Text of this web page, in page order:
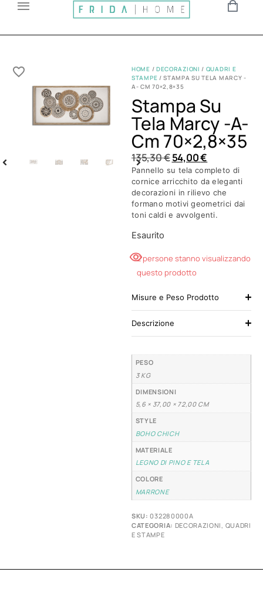
HOME / DECORAZIONI / QUADRI E
STAMPE / STAMPA SU TELA MARCY -
A- CM 70×2,8×35
Stampa Su
Tela Marcy -a-
Cm 70×2,8×35
135,30€54,00€
Pannello su tela completo di
cornice arricchito da eleganti
decorazioni in rilievo che
formano motivi geometrici dai
toni caldi e avvolgenti.
Esaurito
2 persone stanno visualizzando
questo prodotto
Misure e Peso Prodotto
Descrizione
PESO
3 KG
DIMENSIONI
5,6 × 37,00 × 72,00 CM
STYLE
BOHO CHICH
MATERIALE
LEGNO DI PINO E TELA
COLORE
MARRONE
SKU:032280000A
CATEGORIA: DECORAZIONI QUADRI
E STAMPE